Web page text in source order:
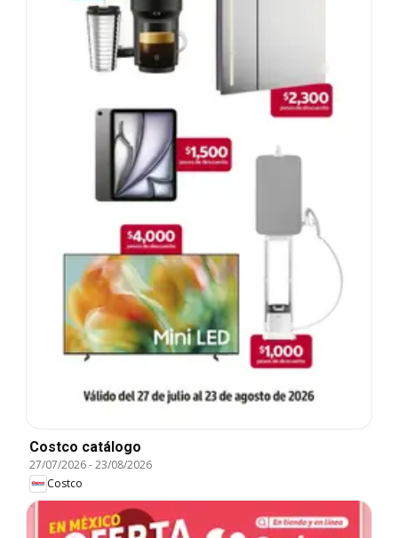
Costco catálogo
27/07/2026-23/08/2026
Costco